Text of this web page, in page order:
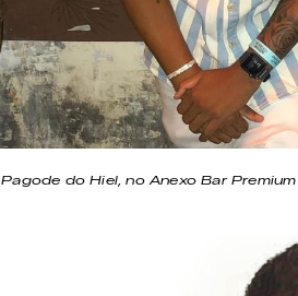
Pagode do Hiel, no Anexo Bar